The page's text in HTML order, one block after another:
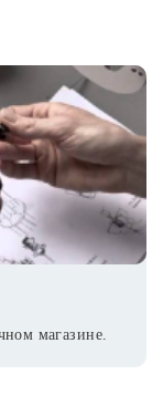
магазине.